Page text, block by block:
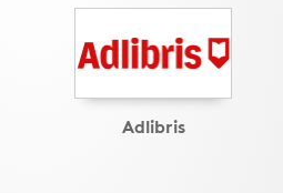
Adlibris